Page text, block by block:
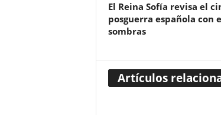
El Reina Sofía revisa el
posguerra española con
sombras
Artículos